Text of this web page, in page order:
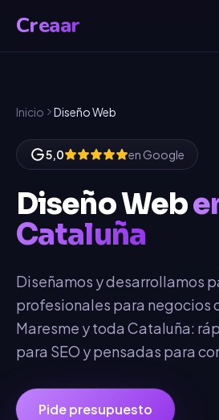
Creaar
Inicio Diseño Web
5,0 en Google
Diseño Web
Cataluña
Diseñamos y desarrollamos
profesionales para negocios
Maresme y toda Cataluña:
para SEO y pensadas para
Pide presupuesto